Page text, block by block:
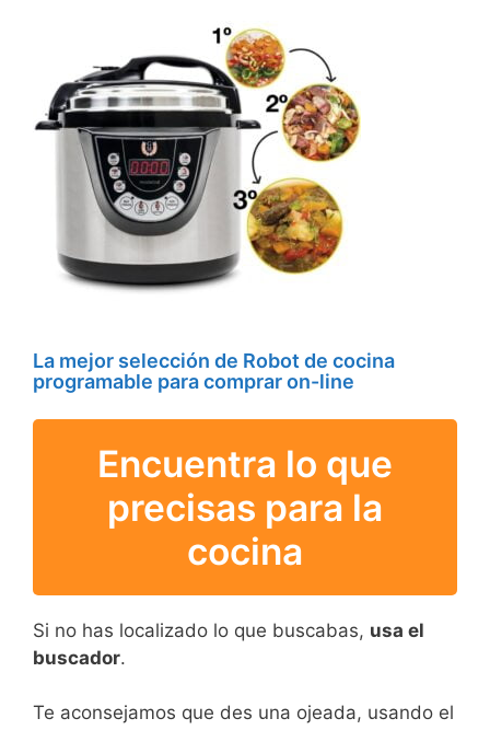
La mejor selección de Robot de cocina
programable para comprar on-line
Encuentra lo que
precisas para la
cocina
Si no has localizado lo que buscabas, usa el
buscador.
Te aconsejamos que des una ojeada, usando el